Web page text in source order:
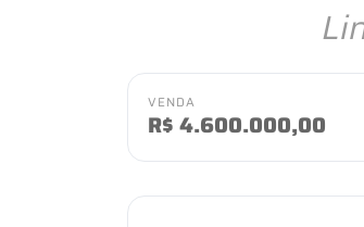
VENDA
R$4.600.000,00